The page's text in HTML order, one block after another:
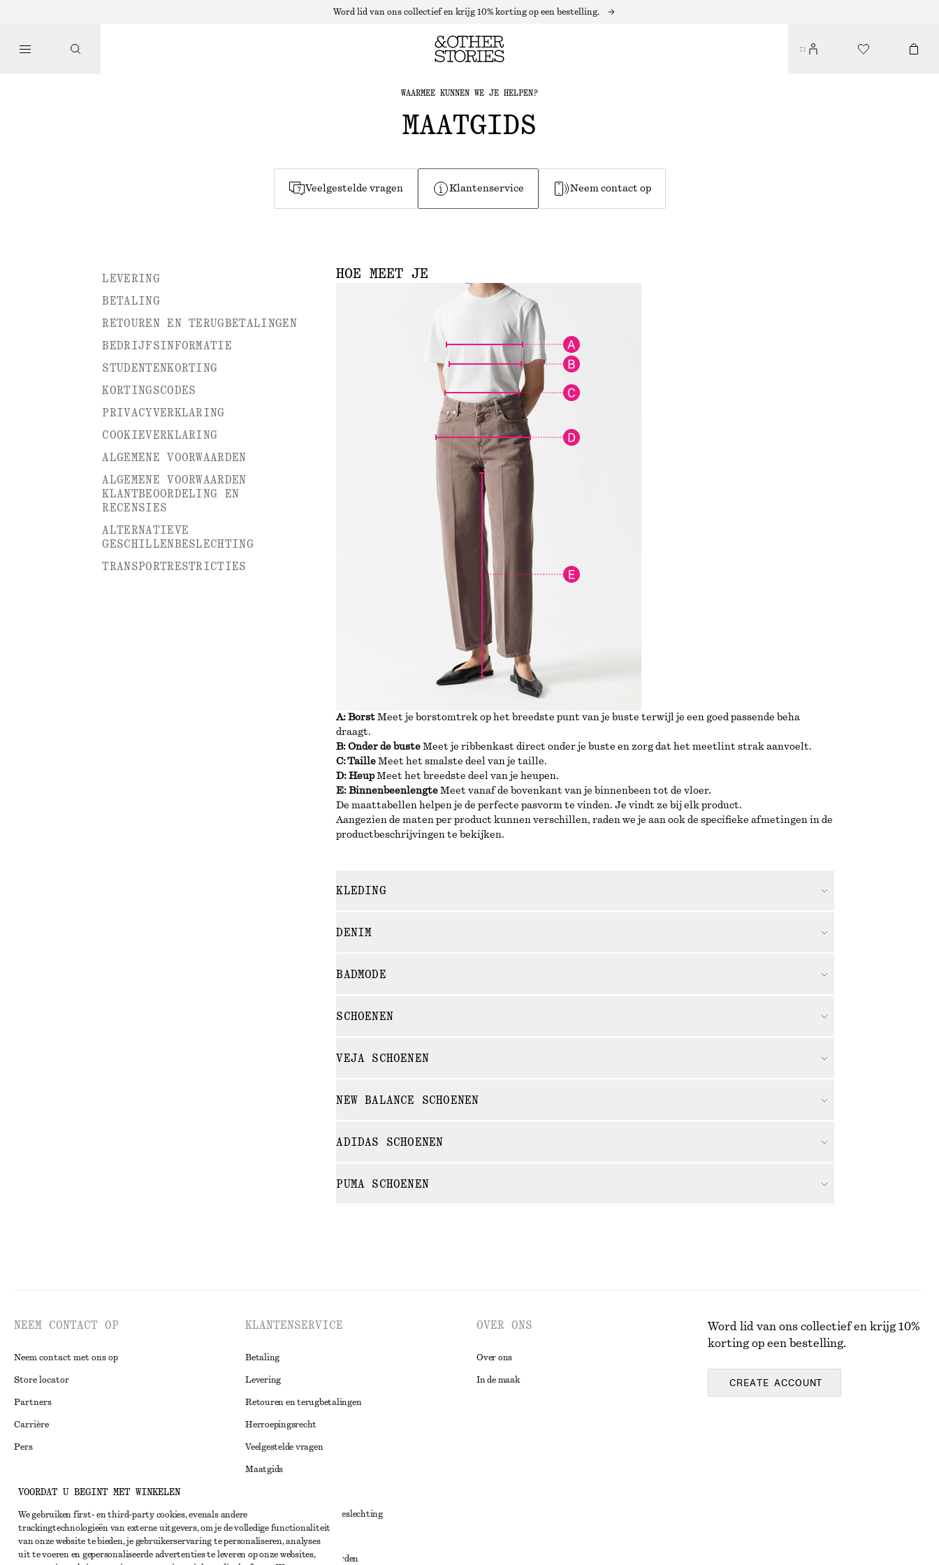
Word lid van ons collectief en krijg 10% korting op een bestelling.
WAARMEE KUNNEN WE JE HELPEN?
MAATGIDS
Veelgestelde vragen Klantenservice Neem contact op
LEVERING
BETALING
RETOUREN EN TERUGBETALINGEN
BEDRIJFSINFORMATIE
STUDENTENKORTING
KORTINGSCODES
PRIVACYVERKLARING
COOKIEVERKLARING
ALGEMENE VOORWAARDEN
ALGEMENE VOORWAARDEN
KLANTBEOORDELING EN
RECENSIES
ALTERNATIEVE
GESCHILLENBESLECHTING
TRANSPORTRESTRICTIES
HOE MEET JE
A:BorstMeet je borstomtrek op het breedste punt van je buste terwijl je een goed passende beha
draagt.
B: Onder de buste Meet je ribbenkast direct onder je buste en zorg dat het meetlint strak aanvoelt.
C: Taille Meet het smalste deel van je taille.
D: HeupMeet het breedste deel van je heupen.
E: Binnenbeenlengte Meet vanaf de bovenkant van je binnenbeen tot de vloer.
De maattabellen helpen je de perfecte pasvorm te vinden. Je vindt ze bij elk product.
Aangezien de maten per product kunnen verschillen, raden we je aan ook de specifieke afmetingen in de
productbeschrijvingen te bekijken.
KLEDING
DENIM
BADMODE
SCHOENEN
VEJA SCHOENEN
NEW BALANCE SCHOENEN
ADIDAS SCHOENEN
PUMA SCHOENEN
NEEM CONTACT OP
Neem contact met ons op
Store locator
Partners
Carrière
Pers
Instagram
Pinterest
Facebook
YouTube
KLANTENSERVICE
Betaling
Levering
Retouren en terugbetalingen
Herroepingsrecht
Veelgestelde vragen
Maatgids
Alternatieve geschillenbeslechting
Algemene voorwaarden
Lidmaatschapsvoorwaarden
OVER ONS
Over ons
In de maak
Word lid van ons collectief en krijg 10%
korting op een bestelling.
CREATE ACCOUNT
VOORDAT U BEGINT MET WINKELEN
We gebruiken first- en third-party cookies, evenals andere
trackingtechnologieën van externe uitgevers, om je de volledige functionaliteit
van onze website te bieden, je gebruikerservaring te personaliseren, analyses
uit te voeren en gepersonaliseerde advertenties te leveren op onze websites,